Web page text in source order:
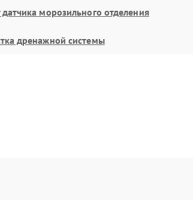
морозильного отделения
дренажной системы